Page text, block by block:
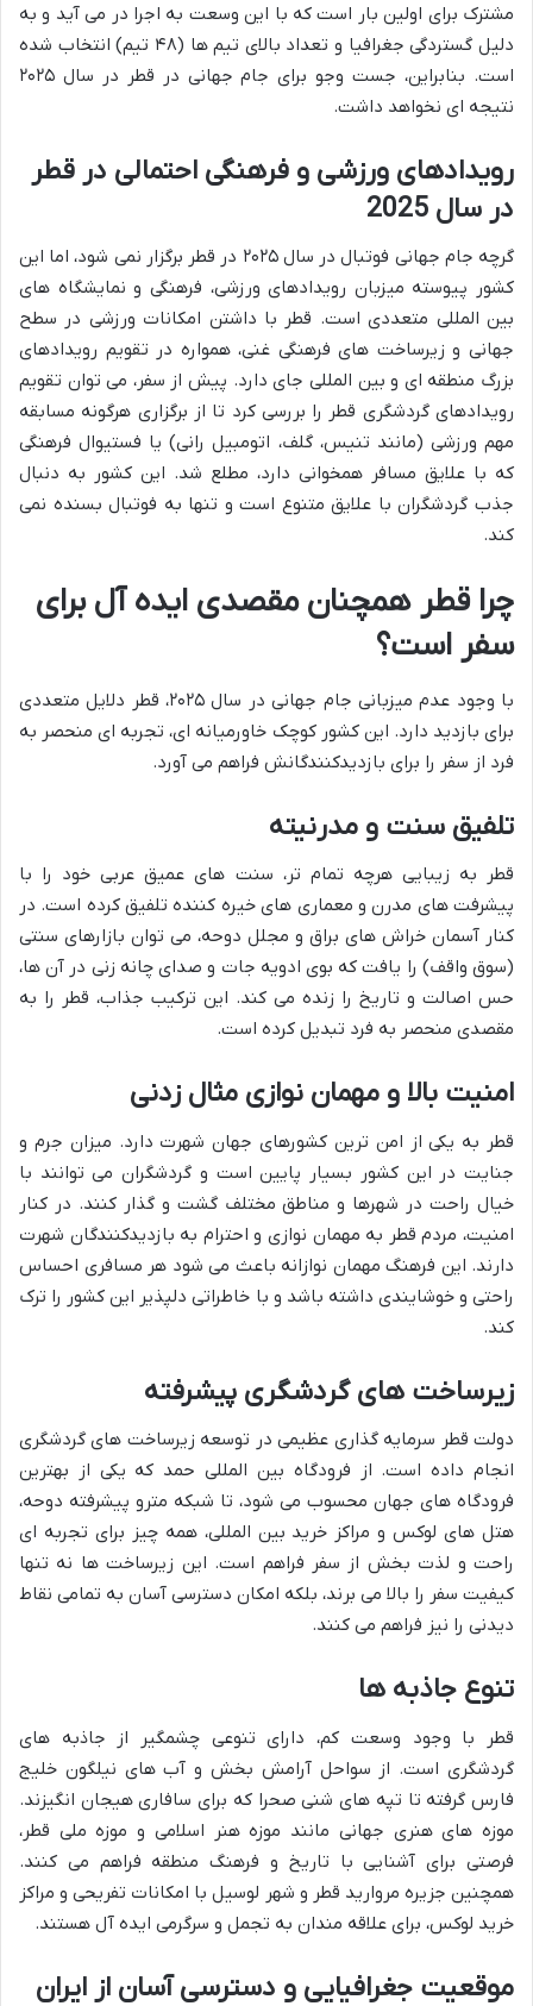
مشترک برای اولین بار است که با این وسعت به اجرا در می آید و به
دلیل گستردگی جغرافیا و تعداد بالای تیم ها (۴۸ تیم) انتخاب شده
است. بنابراین، جست وجو برای جام جهانی در قطر در سال ۲۰۲۵
نتیجه ای نخواهد داشت.
رویدادهای ورزشی و فرهنگی احتمالی در قطر
در سال 2025
گرچه جام جهانی فوتبال در سال ۲۰۲۵ در قطر برگزار نمی شود، اما این
کشور پیوسته میزبان رویدادهای ورزشی، فرهنگی و نمایشگاه های
بین المللی متعددی است. قطر با داشتن امکانات ورزشی در سطح
جهانی و زیرساخت های فرهنگی غنی، همواره در تقویم رویدادهای
بزرگ منطقه ای و بین المللی جای دارد. پیش از سفر، می توان تقویم
رویدادهای گردشگری قطر را بررسی کرد تا از برگزاری هرگونه مسابقه
مهم ورزشی (مانند تنیس، گلف، اتومبیل رانی) یا فستیوال فرهنگی
که با علایق مسافر همخوانی دارد، مطلع شد. این کشور به دنبال
جذب گردشگران با علایق متنوع است و تنها به فوتبال بسنده نمی
کند.
چرا قطر همچنان مقصدی ایده آل برای
سفر است؟
با وجود عدم میزبانی جام جهانی در سال ۲۰۲۵، قطر دلایل متعددی
برای بازدید دارد. این کشور کوچک خاورمیانه ای، تجربه ای منحصر به
فرد از سفر را برای بازدیدکنندگانش فراهم می آورد.
تلفیق سنت و مدرنیته
قطر به زیبایی هرچه تمام تر، سنت های عمیق عربی خود را با
پیشرفت های مدرن و معماری های خیره کننده تلفیق کرده است. در
کنار آسمان خراش های براق و مجلل دوحه، می توان بازارهای سنتی
(سوق واقف) را یافت که بوی ادویه جات و صدای چانه زنی در آن ها،
حس اصالت و تاریخ را زنده می کند. این ترکیب جذاب، قطر را به
مقصدی منحصر به فرد تبدیل کرده است.
امنیت بالا و مهمان نوازی مثال زدنی
قطر به یکی از امن ترین کشورهای جهان شهرت دارد. میزان جرم و
جنایت در این کشور بسیار پایین است و گردشگران می توانند با
خیال راحت در شهرها و مناطق مختلف گشت و گذار کنند. در کنار
امنیت، مردم قطر به مهمان نوازی و احترام به بازدیدکنندگان شهرت
دارند. این فرهنگ مهمان نوازانه باعث می شود هر مسافری احساس
راحتی و خوشایندی داشته باشد و با خاطراتی دلپذیر این کشور را ترک
کند.
زیرساخت های گردشگری پیشرفته
دولت قطر سرمایه گذاری عظیمی در توسعه زیرساخت های گردشگری
انجام داده است. از فرودگاه بین المللی حمد که یکی از بهترین
فرودگاه های جهان محسوب می شود، تا شبکه مترو پیشرفته دوحه،
هتل های لوکس و مراکز خرید بین المللی، همه چیز برای تجربه ای
راحت و لذت بخش از سفر فراهم است. این زیرساخت ها نه تنها
کیفیت سفر را بالا می برند، بلکه امکان دسترسی آسان به تمامی نقاط
دیدنی را نیز فراهم می کنند.
تنوع جاذبه ها
قطر با وجود وسعت کم، دارای تنوعی چشمگیر از جاذبه های
گردشگری است. از سواحل آرامش بخش و آب های نیلگون خلیج
فارس گرفته تا تپه های شنی صحرا که برای سافاری هیجان انگیزند.
موزه های هنری جهانی مانند موزه هنر اسلامی و موزه ملی قطر،
فرصتی برای آشنایی با تاریخ و فرهنگ منطقه فراهم می کنند.
همچنین جزیره مروارید قطر و شهر لوسیل با امکانات تفریحی و مراکز
خرید لوکس، برای علاقه مندان به تجمل و سرگرمی ایده آل هستند.
موقعیت جغرافیایی و دسترسی آسان از ایران